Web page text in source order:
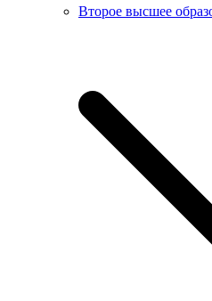
Второе высшее